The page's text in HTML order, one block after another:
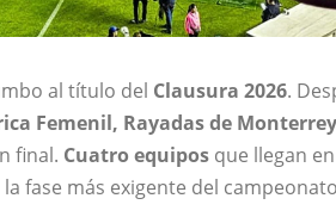
al título del Clausura 2026.
Femenil, Rayadas de
final. Cuatro equipos que llegan
fase más exigente del